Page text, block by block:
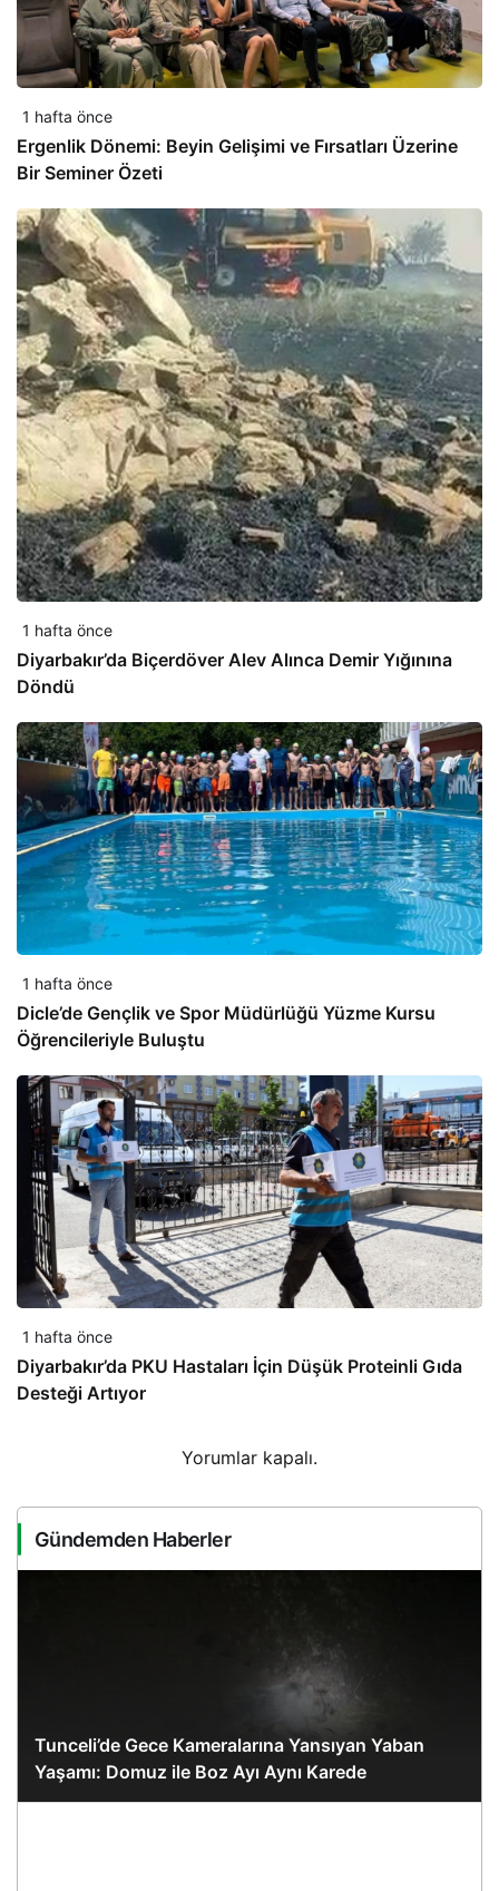
1 hafta önce
Ergenlik Dönemi: Beyin Gelişimi ve Fırsatları Üzerine
Bir Seminer Özeti
1 hafta önce
Diyarbakır’da Biçerdöver Alev Alınca Demir Yığınına
Döndü
1 hafta önce
Dicle’de Gençlik ve Spor Müdürlüğü Yüzme Kursu
Öğrencileriyle Buluştu
1 hafta önce
Diyarbakır’da PKU Hastaları İçin Düşük Proteinli Gıda
Desteği Artıyor
Yorumlar kapalı.
Gündemden Haberler
Tunceli’de Gece Kameralarına Yansıyan Yaban
Yaşamı: Domuz ile Boz Ayı Aynı Karede